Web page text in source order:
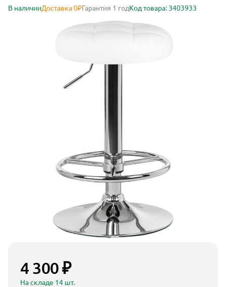
В наличииДоставка 0₽Гарантия 1 годКод товара: 3403933
4 300 ₽
На складе 14 шт.